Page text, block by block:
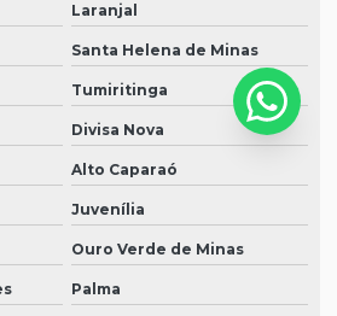
Laranjal
Santa Helena de Minas
Tumiritinga
Divisa Nova
Alto Caparaó
Juvenília
Ouro Verde de Minas
Palma